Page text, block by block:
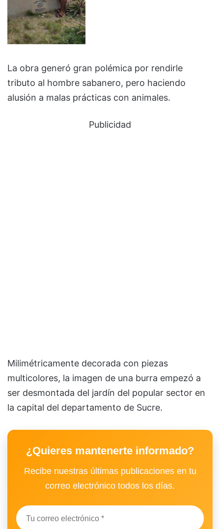
La obra generó gran polémica por rendirle
tributo al hombre sabanero, pero haciendo
alusión a malas prácticas con animales.
Publicidad
Milimétricamente decorada con piezas
multicolores, la imagen de una burra empezó a
ser desmontada del jardín del popular sector en
la capital del departamento de Sucre.
¿Quieres mantenerte informado?
Recibe nuestras últimas publicaciones en tu
correo electrónico todos los días.